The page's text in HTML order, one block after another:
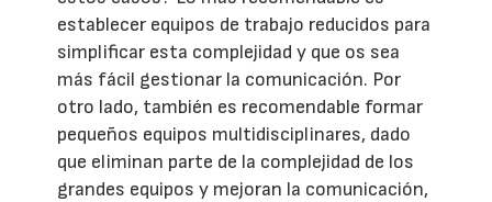
establecer equipos de trabajo reducidos para
simplificar esta complejidad y que os sea
más fácil gestionar la comunicación. Por
otro lado, también es recomendable formar
pequeños equipos multidisciplinares, dado
que eliminan parte de la complejidad de los
grandes equipos y mejoran la comunicación,